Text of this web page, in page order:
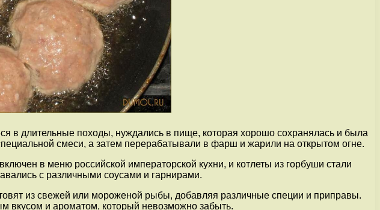
в длительные походы, нуждались в пище, которая хорошо сохранялась и была
смеси, а затем перерабатывали в фарш и жарили на открытом огне.
в меню российской императорской кухни, и котлеты из горбуши стали
с различными соусами и гарнирами.
из свежей или мороженой рыбы, добавляя различные специи и приправы.
вкусом и ароматом, который невозможно забыть.